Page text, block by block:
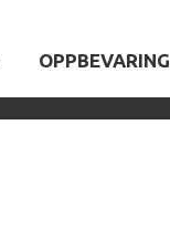
OPPBEVARING